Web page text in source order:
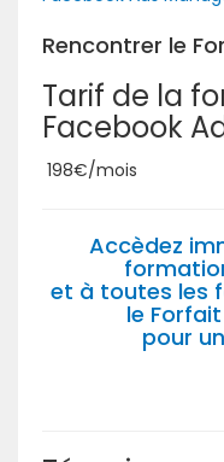
Rencontrer le
Tarif de la
Facebook
198€/mois
Accèdez
et à toutes les
le
pour